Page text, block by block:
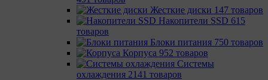
Жесткие диски 147 товаров
Накопители SSD 615
товаров
Блоки питания 750 товаров
Корпуса 952 товаров
Системы
охлаждения 2141 товаров